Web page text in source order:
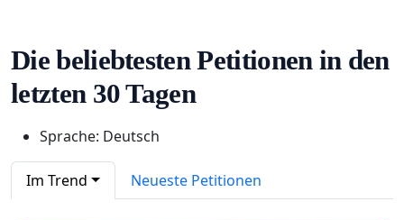
Die beliebtesten Petitionen in den
letzten 30 Tagen
Sprache: Deutsch
Im Trend Neueste Petitionen